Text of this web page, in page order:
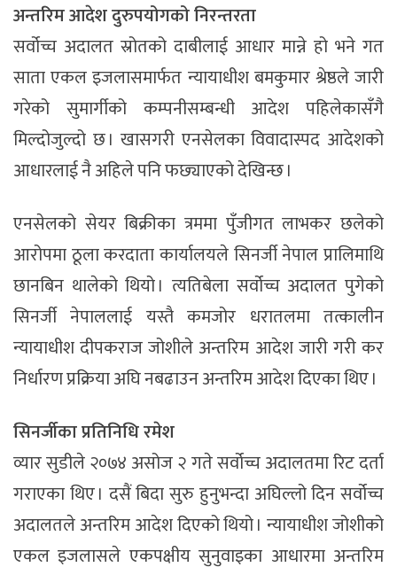
अन्तरिम आदेश दुरुपयोगको निरन्तरता
सर्वोच्च अदालत स्रोतको दाबीलाई आधार मान्ने हो भने गत
साता एकल इजलासमार्फत न्यायाधीश बमकुमार श्रेष्ठले जारी
गरेको सुमार्गीको कम्पनीसम्बन्धी आदेश पहिलेकासँगै
मिल्दोजुल्दो छ । खासगरी एनसेलका विवादास्पद आदेशको
आधारलाई नै अहिले पनि फछ्याएको देखिन्छ ।
एनसेलको सेयर बिक्रीका त्रममा पुँजीगत लाभकर छलेको
आरोपमा ठूला करदाता कार्यालयले सिनर्जी नेपाल प्रालिमाथि
छानबिन थालेको थियो । त्यतिबेला सर्वोच्च अदालत पुगेको
सिनर्जी नेपाललाई यस्तै कमजोर धरातलमा तत्कालीन
न्यायाधीश दीपकराज जोशीले अन्तरिम आदेश जारी गरी कर
निर्धारण प्रक्रिया अघि नबढाउन अन्तरिम आदेश दिएका थिए ।
सिनर्जीका प्रतिनिधि रमेश
व्यार सुडीले २०७४ असोज २ गते सर्वोच्च अदालतमा रिट दर्ता
गराएका थिए । दसैं बिदा सुरु हुनुभन्दा अघिल्लो दिन सर्वोच्च
अदालतले अन्तरिम आदेश दिएको थियो । न्यायाधीश जोशीको
एकल इजलासले एकपक्षीय सुनुवाइका आधारमा अन्तरिम